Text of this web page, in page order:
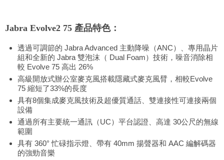
Jabra Evolve2 75 產品特色：
透過可調節的 Jabra Advanced 主動降噪（ANC）、專用晶片
組和全新的 Jabra 雙泡沫（ Dual Foam）技術，噪音消除相
較 Evolve 75 高出 26%
高級開放式辦公室麥克風搭載隱藏式麥克風臂，相較Evolve
75 縮短了33%的長度
具有8個集成麥克風技術及超優質通話、雙連接性可連接兩個
設備
通過所有主要統一通訊（UC）平台認證、高達 30公尺的無線
範圍
具有 360° 忙碌指示燈、帶有 40mm 揚聲器和 AAC 編解碼器
的強勁音樂